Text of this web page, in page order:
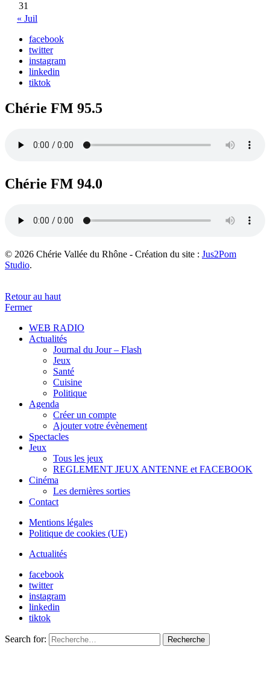
31
« Juil
facebook
twitter
instagram
linkedin
tiktok
Chérie FM 95.5
Chérie FM 94.0
© 2026 Chérie Vallée du Rhône - Création du site : Jus2Pom
Studio.
Retour au haut
Fermer
WEB RADIO
Actualités
Journal du Jour – Flash
Jeux
Santé
Cuisine
Politique
Agenda
Créer un compte
Ajouter votre évènement
Spectacles
Jeux
Tous les jeux
REGLEMENT JEUX ANTENNE et FACEBOOK
Cinéma
Les dernières sorties
Contact
Mentions légales
Politique de cookies (UE)
Actualités
facebook
twitter
instagram
linkedin
tiktok
Search for: Recherche